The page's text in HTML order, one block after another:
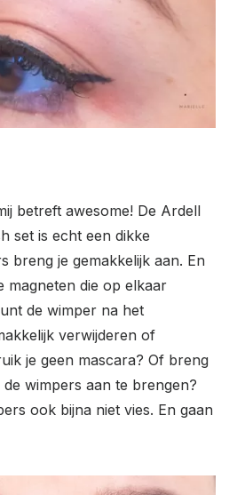
betreft awesome! De Ardell
set is echt een dikke
breng je gemakkelijk aan. En
magneten die op elkaar
de wimper na het
verwijderen of
je geen mascara? Of breng
wimpers aan te brengen?
ook bijna niet vies. En gaan